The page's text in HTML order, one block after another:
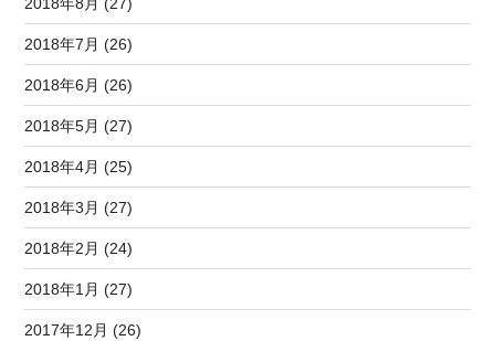
2018年7月 (26)
2018年6月 (26)
2018年5月 (27)
2018年4月 (25)
2018年3月 (27)
2018年2月 (24)
2018年1月 (27)
2017年12月 (26)